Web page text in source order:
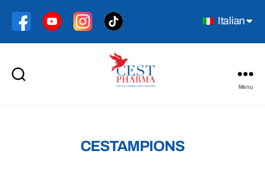
Italian
Menu
CESTAMPIONS